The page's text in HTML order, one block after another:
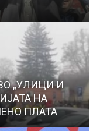
„УЛИЦИ И
НА
ПЛАТА